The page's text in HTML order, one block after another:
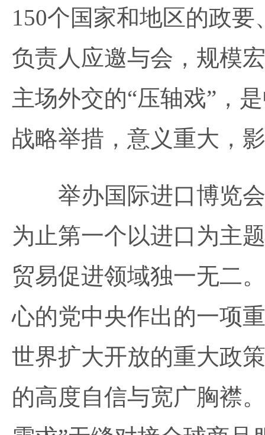
150个国家和地区的政
负责人应邀与会，规模
主场外交的“压轴戏”，
战略举措，意义重大，
举办国际进口博览会
为止第一个以进口为主
贸易促进领域独一无二
心的党中央作出的一项
世界扩大开放的重大政
的高度自信与宽广胸襟